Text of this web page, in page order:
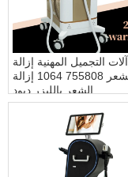
آلات التجميل المهنية إزالة
الشعر 755808 1064 إزالة
الشعر بالليزر ديود